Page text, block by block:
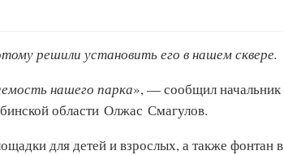
решили установить его в нашем сквере.
нашего парка», — сообщил начальник
области Олжас Смагулов.
для детей и взрослых, а также фонтан в